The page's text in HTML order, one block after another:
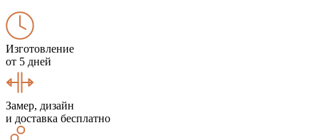
Изготовление
от 5 дней
Замер, дизайн
и доставка бесплатно